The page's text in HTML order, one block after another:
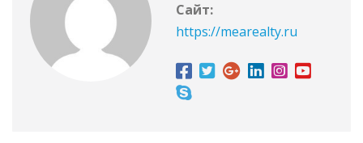
Сайт:
https://mearealty.ru